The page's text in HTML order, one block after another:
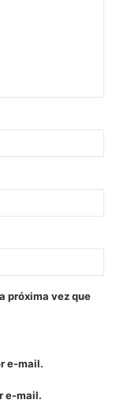
próxima vez que
e-mail.
e-mail.